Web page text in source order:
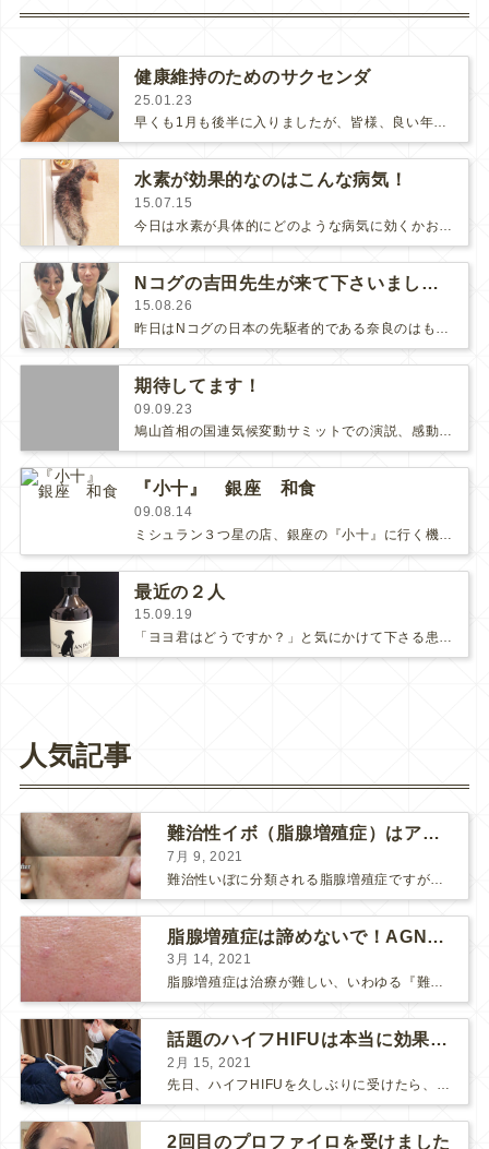
健康維持のためのサクセンダ
25.01.23
早くも1月も後半に入りましたが、皆様、良い年末年始をお過ごしになりましたか？今年も年明け早々からLAの大火事など色々な出来事が…
水素が効果的なのはこんな病気！
15.07.15
Nコグの吉田先生が来て下さいました☆
15.08.26
昨日はNコグの日本の先駆者的である奈良のはもり皮フ科の吉田先生がクリニックにいらっしゃいました。モニターさんを使って色々な場所…
期待してます！
09.09.23
鳩山首相の国連気候変動サミットでの演説、感動しました。あそこまでおっしゃるとは！日本の首相を誇らしいと思ったのは初めてです。複…
『小十』 銀座 和食
09.08.14
ミシュラン３つ星の店、銀座の『小十』に行く機会がありました。しっかりお腹を空かせて、準備万端で出かけました。最初の小鉢。海老、…
最近の２人
15.09.19
「ヨヨ君はどうですか？」と気にかけて下さる患者様が多くて、中には「ヨヨ君を助けてもらってありがとうございます」と御礼言われたり…
人気記事
難治性イボ（脂腺増殖症）はアグネスAGNESが効果的です！
7月 9, 2021
脂腺増殖症は諦めないで！AGNESアグネス治療でツルツル肌に！
3月 14, 2021
脂腺増殖症は治療が難しい、いわゆる『難治性イボ』です。 脂腺増殖症でググると、治療法として液体窒素、メスやパンチングによる外科的切除、炭酸ガスレーザーなどが出て来ますが、実際のところ、液体窒...
話題のハイフHIFUは本当に効果があるのか？
2月 15, 2021
先日、ハイフHIFUを久しぶりに受けたら、顔の調子がとても良い感じです♪ 私はハイフHIFU後はいつも３日位、人には気付かれない程度に軽く腫れて、その後、グングンと顔が引き締まります。 ...
2回目のプロファイロを受けました